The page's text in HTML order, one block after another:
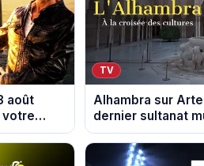
août
votre
TV
Alhambra sur
dernier sultanat